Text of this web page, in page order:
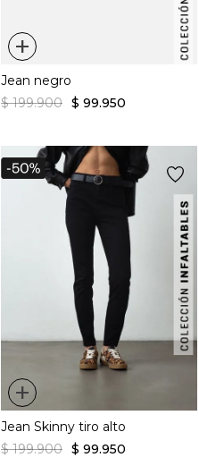
+
Jean negro
$ 199.900 $ 99.950
+
Jean Skinny tiro alto
$ 199.900 $ 99.950